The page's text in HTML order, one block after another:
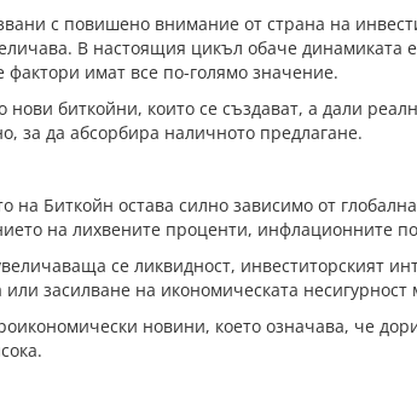
с повишено внимание от страна на
В настоящия цикъл обаче
имат все по-голямо значение.
биткойни, които се създават, а дали
за да абсорбира наличното предлагане.
на Биткойн остава силно зависимо от
на лихвените проценти, инфлационните
се ликвидност, инвеститорският
засилване на икономическата несигурност
новини, което означава, че